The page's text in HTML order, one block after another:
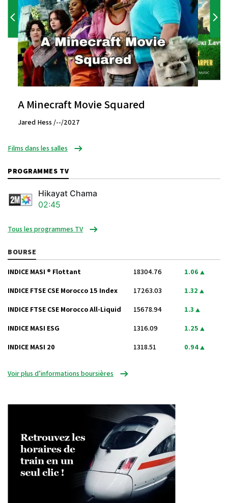
A Minecraft Movie Squared
Jared Hess /--/2027
Films dans les salles
PROGRAMMES TV
Hikayat Chama
02:45
Tous les programmes TV
BOURSE
INDICE MASI ® Flottant 18304.76 1.06
INDICE FTSE CSE Morocco 15 Index 17263.03 1.32
INDICE FTSE CSE Morocco All-Liquid 15678.94 1.3
INDICE MASI ESG 1316.09 1.25
INDICE MASI 20 1318.51 0.94
Voir plus d’informations boursières